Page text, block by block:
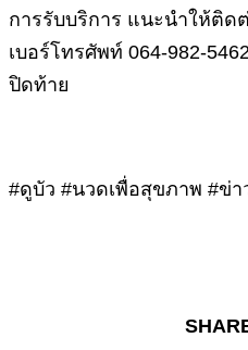
การรับบริการ แนะนำให้ติด
เบอร์โทรศัพท์ 064-982-
ปิดท้าย
#ดูบัว #นวดเพื่อสุขภาพ #ข่า